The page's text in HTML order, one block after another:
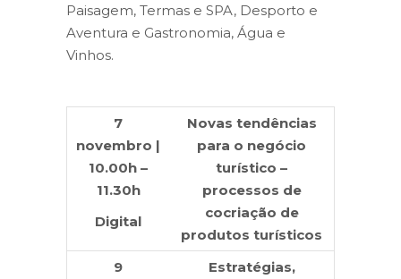
Paisagem, Termas e SPA, Desporto e
Aventura e Gastronomia, Água e
Vinhos.
7
novembro |
10.00h –
11.30h
Digital
Novas tendências
para o negócio
turístico –
processos de
cocriação de
produtos turísticos
9
Estratégias,